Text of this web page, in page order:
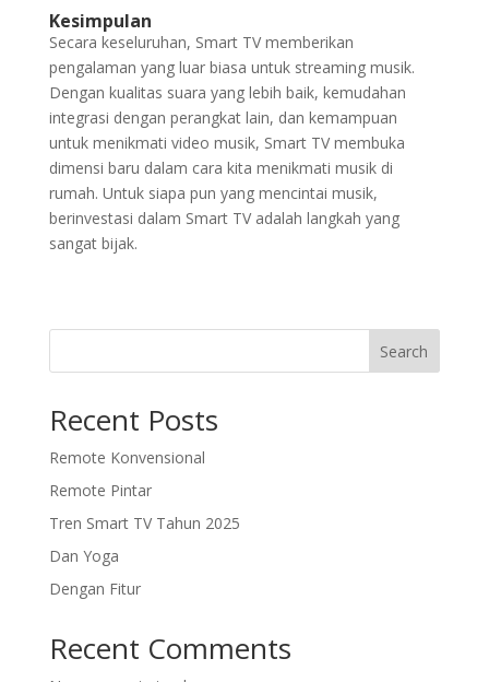
Kesimpulan
Secara keseluruhan, Smart TV memberikan
pengalaman yang luar biasa untuk streaming musik.
Dengan kualitas suara yang lebih baik, kemudahan
integrasi dengan perangkat lain, dan kemampuan
untuk menikmati video musik, Smart TV membuka
dimensi baru dalam cara kita menikmati musik di
rumah. Untuk siapa pun yang mencintai musik,
berinvestasi dalam Smart TV adalah langkah yang
sangat bijak.
Search
Recent Posts
Remote Konvensional
Remote Pintar
Tren Smart TV Tahun 2025
Dan Yoga
Dengan Fitur
Recent Comments